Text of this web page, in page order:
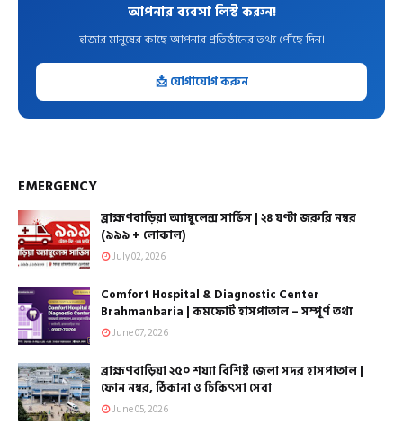
আপনার ব্যবসা লিস্ট করুন!
হাজার মানুষের কাছে আপনার প্রতিষ্ঠানের তথ্য পৌঁছে দিন।
📩 যোগাযোগ করুন
EMERGENCY
ব্রাহ্মণবাড়িয়া অ্যাম্বুলেন্স সার্ভিস | ২৪ ঘণ্টা জরুরি নম্বর
(৯৯৯ + লোকাল)
July 02, 2026
Comfort Hospital & Diagnostic Center
Brahmanbaria | কমফোর্ট হাসপাতাল – সম্পূর্ণ তথ্য
June 07, 2026
ব্রাহ্মণবাড়িয়া ২৫০ শয্যা বিশিষ্ট জেলা সদর হাসপাতাল |
ফোন নম্বর, ঠিকানা ও চিকিৎসা সেবা
June 05, 2026